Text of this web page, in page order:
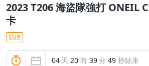
2023 T206 海盜隊強打 ONEIL
卡
競標
04 天 20 時 39分 48 秒結束